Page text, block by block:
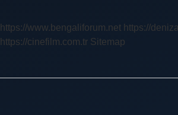
https://www.bengaliforum.net https://
https://cinefilm.com.tr Sitemap